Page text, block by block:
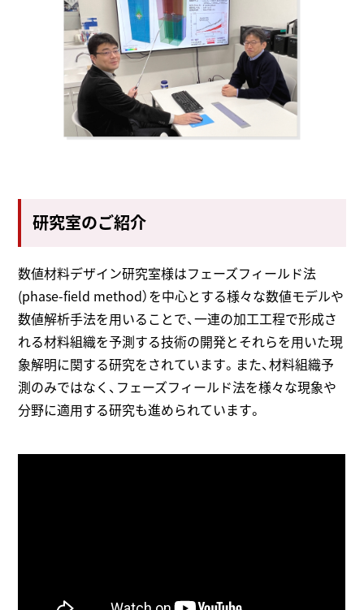
研究室のご紹介
数値材料デザイン研究室様はフェーズフィールド法
(phase-field method）を中心とする様々な数値モデルや
数値解析手法を用いることで、一連の加工工程で形成さ
れる材料組織を予測する技術の開発とそれらを用いた現
象解明に関する研究をされています。また、材料組織予
測のみではなく、フェーズフィールド法を様々な現象や
分野に適用する研究も進められています。